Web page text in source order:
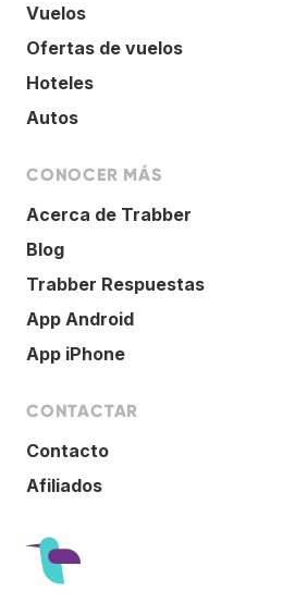
Vuelos
Ofertas de vuelos
Hoteles
Autos
CONOCER MÁS
Acerca de Trabber
Blog
Trabber Respuestas
App Android
App iPhone
CONTACTAR
Contacto
Afiliados